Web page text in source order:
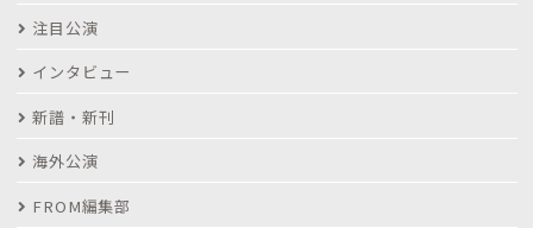
注目公演
インタビュー
新譜・新刊
海外公演
FROM編集部